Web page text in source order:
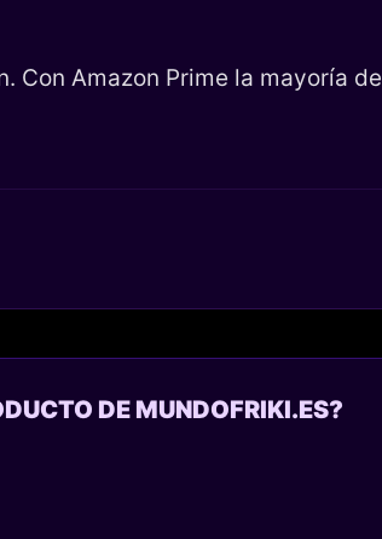
Con Amazon Prime la mayoría
DE MUNDOFRIKI.ES?